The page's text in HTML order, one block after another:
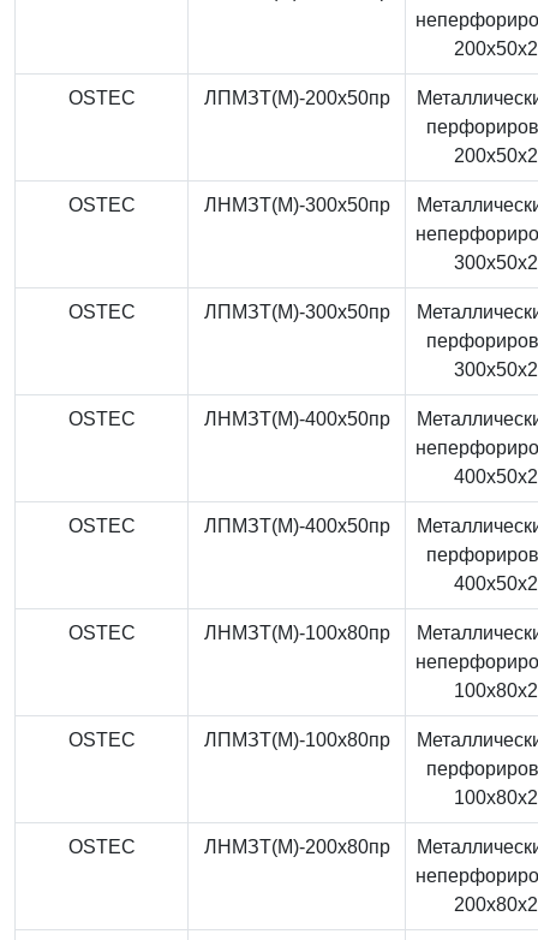
OSTEC ЛПМЗТ(М)-200x50пр
OSTEC ЛНМЗТ(М)-300x50пр
OSTEC ЛПМЗТ(М)-300x50пр
OSTEC ЛНМЗТ(М)-400x50пр
OSTEC ЛПМЗТ(М)-400x50пр
OSTEC ЛНМЗТ(М)-100x80пр
OSTEC ЛПМЗТ(М)-100x80пр
OSTEC ЛНМЗТ(М)-200x80пр